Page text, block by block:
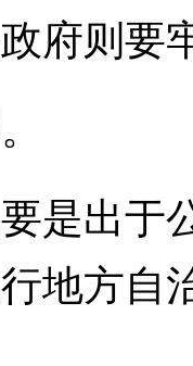
府则要
出于
地方自